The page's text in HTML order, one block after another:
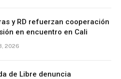
y RD refuerzan cooperación
en encuentro en Cali
2026
de Libre denuncia